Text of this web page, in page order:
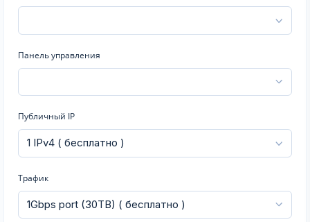
Панель управления
Публичный IP
Трафик